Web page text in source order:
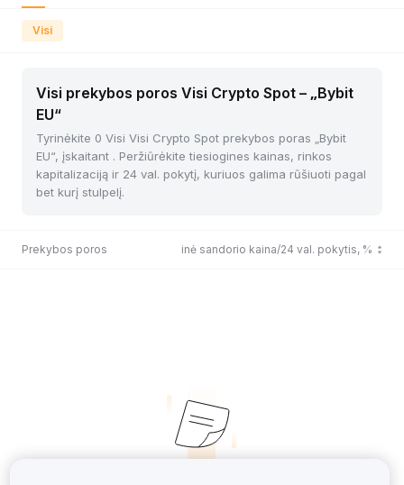
Visi
Visi prekybos poros Visi Crypto Spot – „Bybit
EU“
Tyrinėkite 0 Visi Visi Crypto Spot prekybos poras „Bybit
EU“, įskaitant . Peržiūrėkite tiesiogines kainas, rinkos
kapitalizaciją ir 24 val. pokytį, kuriuos galima rūšiuoti pagal
bet kurį stulpelį.
Prekybos poros Paskutinė sandorio kaina/24 val. pokytis, %